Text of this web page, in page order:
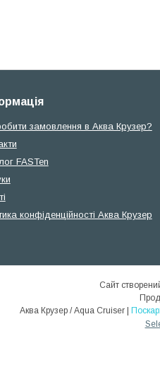
замовлення в Аква Крузер?
FASTen
конфіденційності Аква Крузер
Сайт
Аква Крузер / Aqua Cruiser |